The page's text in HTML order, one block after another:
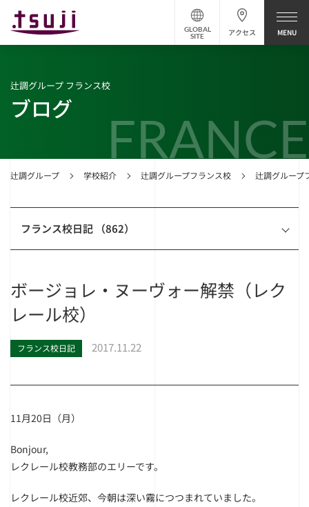
アクセス
GLOBAL
SITE
FRANCE
辻調グループ 学校紹介 辻調グループフランス校 辻調グループ
辻調グループ フランス校
ブログ
フランス校日記 （862）
ボージョレ・ヌーヴォー解禁（レク
レール校）
フランス校日記 2017.11.22
11月20日（月）
Bonjour,
レクレール校教務部のエリーです。
レクレール校近郊、今朝は深い霧につつまれていました。